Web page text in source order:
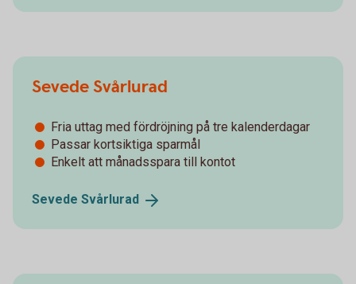
Sevede Svårlurad
Fria uttag med fördröjning på tre kalenderdagar
Passar kortsiktiga sparmål
Enkelt att månadsspara till kontot
Sevede Svårlurad